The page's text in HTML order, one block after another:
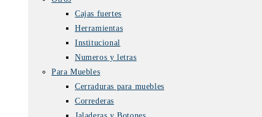
Cajas fuertes
Herramientas
Institucional
Numeros y letras
Para Muebles
Cerraduras para muebles
Correderas